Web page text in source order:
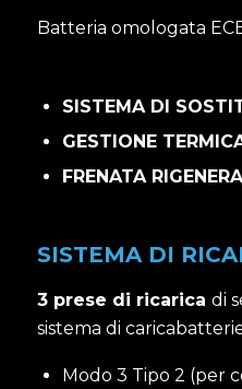
Batteria omologata
SISTEMA DI
GESTIONE
FRENATA
SISTEMA DI
3 prese di ricarica di
sistema di
Modo 3 Tipo 2 (per